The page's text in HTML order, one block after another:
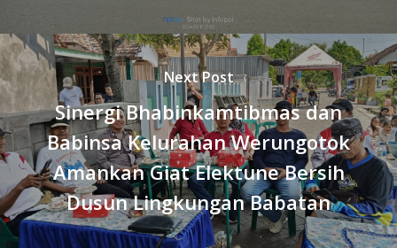
Next Post
Sinergi Bhabinkamtibmas dan
Babinsa Kelurahan Werungotok
Amankan Giat Elektune Bersih
Dusun Lingkungan Babatan